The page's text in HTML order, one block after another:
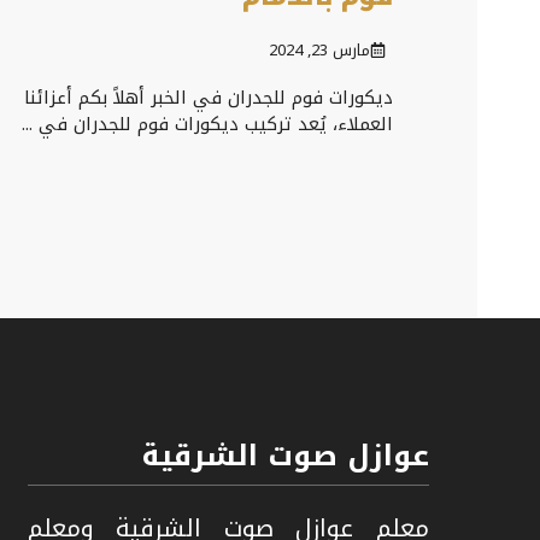
مارس 23, 2024
ديكورات فوم للجدران في الخبر أهلاً بكم أعزائنا
العملاء، يُعد تركيب ديكورات فوم للجدران في ...
عوازل صوت الشرقية
معلم عوازل صوت الشرقية ومعلم